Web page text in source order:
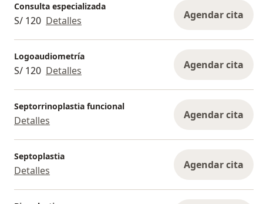
Consulta especializada
S/ 120 Detalles Agendar cita
Logoaudiometría
S/ 120 Detalles Agendar cita
Septorrinoplastia funcional
Detalles Agendar cita
Septoplastia
Detalles Agendar cita